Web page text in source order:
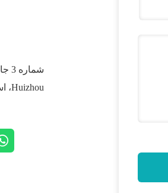
Huizhou، استان گوانگدونگ، چین